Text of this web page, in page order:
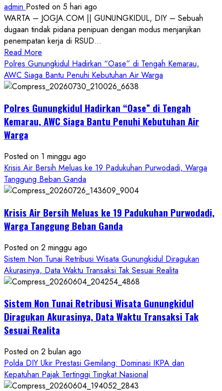
admin Posted on 5 hari ago
WARTA – JOGJA.COM || GUNUNGKIDUL, DIY – Sebuah
dugaan tindak pidana penipuan dengan modus menjanjikan
penempatan kerja di RSUD...
Read More
more
about
Dugaan
Masuk
Kerja
Seret
Oknum
Wartawan
Polres Gunungkidul Hadirkan “Oase” di Tengah Kemarau,
AWC Siaga Bantu Penuhi Kebutuhan Air Warga
Polres Gunungkidul Hadirkan “Oase” di Tengah
Kemarau, AWC Siaga Bantu Penuhi Kebutuhan Air
Warga
Posted on 1 minggu ago
Krisis Air Bersih Meluas ke 19 Padukuhan Purwodadi, Warga
Tanggung Beban Ganda
Krisis Air Bersih Meluas ke 19 Padukuhan Purwodadi,
Warga Tanggung Beban Ganda
Posted on 2 minggu ago
Sistem Non Tunai Retribusi Wisata Gunungkidul Diragukan
Akurasinya, Data Waktu Transaksi Tak Sesuai Realita
Sistem Non Tunai Retribusi Wisata Gunungkidul
Diragukan Akurasinya, Data Waktu Transaksi Tak
Sesuai Realita
Posted on 2 bulan ago
Polda DIY Ukir Prestasi Gemilang: Dominasi IKPA dan
Kepatuhan Pajak Tertinggi Tingkat Nasional